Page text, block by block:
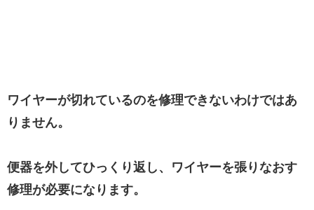
ワイヤーが切れているのを修理できないわけではあ
りません。
便器を外してひっくり返し、ワイヤーを張りなおす
修理が必要になります。